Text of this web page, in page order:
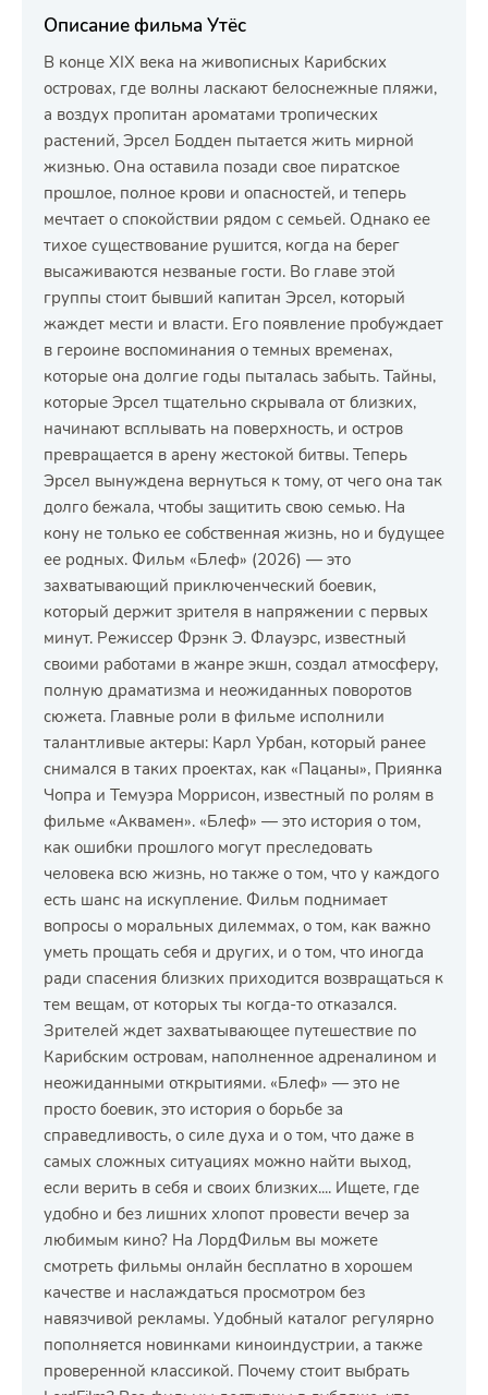
Описание фильма Утёс
В конце XIX века на живописных Карибских
островах, где волны ласкают белоснежные пляжи,
а воздух пропитан ароматами тропических
растений, Эрсел Бодден пытается жить мирной
жизнью. Она оставила позади свое пиратское
прошлое, полное крови и опасностей, и теперь
мечтает о спокойствии рядом с семьей. Однако ее
тихое существование рушится, когда на берег
высаживаются незваные гости. Во главе этой
группы стоит бывший капитан Эрсел, который
жаждет мести и власти. Его появление пробуждает
в героине воспоминания о темных временах,
которые она долгие годы пыталась забыть. Тайны,
которые Эрсел тщательно скрывала от близких,
начинают всплывать на поверхность, и остров
превращается в арену жестокой битвы. Теперь
Эрсел вынуждена вернуться к тому, от чего она так
долго бежала, чтобы защитить свою семью. На
кону не только ее собственная жизнь, но и будущее
ее родных. Фильм «Блеф» (2026) — это
захватывающий приключенческий боевик,
который держит зрителя в напряжении с первых
минут. Режиссер Фрэнк Э. Флауэрс, известный
своими работами в жанре экшн, создал атмосферу,
полную драматизма и неожиданных поворотов
сюжета. Главные роли в фильме исполнили
талантливые актеры: Карл Урбан, который ранее
снимался в таких проектах, как «Пацаны», Приянка
Чопра и Темуэра Моррисон, известный по ролям в
фильме «Аквамен». «Блеф» — это история о том,
как ошибки прошлого могут преследовать
человека всю жизнь, но также о том, что у каждого
есть шанс на искупление. Фильм поднимает
вопросы о моральных дилеммах, о том, как важно
уметь прощать себя и других, и о том, что иногда
ради спасения близких приходится возвращаться к
тем вещам, от которых ты когда-то отказался.
Зрителей ждет захватывающее путешествие по
Карибским островам, наполненное адреналином и
неожиданными открытиями. «Блеф» — это не
просто боевик, это история о борьбе за
справедливость, о силе духа и о том, что даже в
самых сложных ситуациях можно найти выход,
если верить в себя и своих близких.... Ищете, где
удобно и без лишних хлопот провести вечер за
любимым кино? На ЛордФильм вы можете
смотреть фильмы онлайн бесплатно в хорошем
качестве и наслаждаться просмотром без
навязчивой рекламы. Удобный каталог регулярно
пополняется новинками киноиндустрии, а также
проверенной классикой. Почему стоит выбрать